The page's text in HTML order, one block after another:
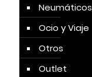
Neumáticos
Ocio y Viaje
Otros
Outlet